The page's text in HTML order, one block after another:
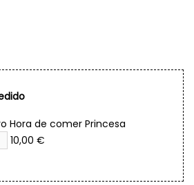
Hora de comer Princesa
10,00 €